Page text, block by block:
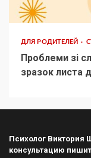
ДЛЯ РОДИТЕЛЕЙ
Проблеми зі
зразок листа
Психолог Виктория
консультацию